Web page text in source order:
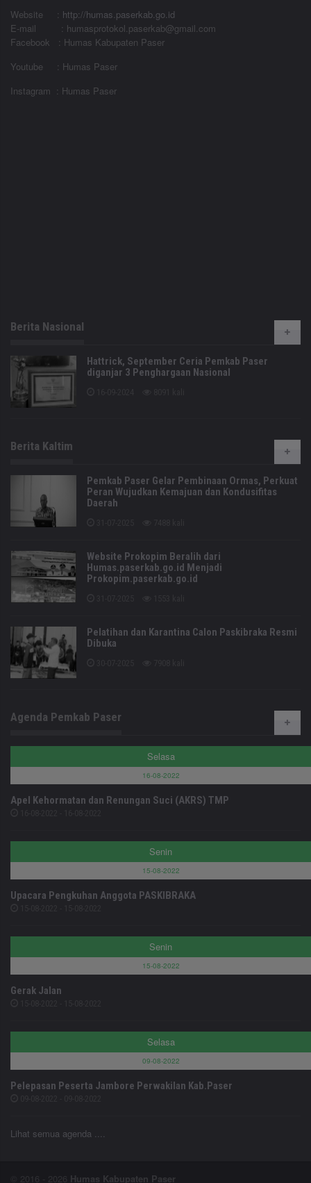
Website
: http://humas.paserkab.go.id
E-mail : humasprotokol.paserkab@gmail.com
Facebook : Humas Kabupaten Paser
Youtube : Humas Paser
Instagram : Humas Paser
Berita Nasional
Hattrick, September Ceria Pemkab Paser
diganjar 3 Penghargaan Nasional
Berita Kaltim
Pemkab Paser Gelar Pembinaan Ormas, Perkuat
Peran Wujudkan Kemajuan dan Kondusifitas
Daerah
Website Prokopim Beralih dari
Humas.paserkab.go.id Menjadi
Prokopim.paserkab.go.id
Pelatihan dan Karantina Calon Paskibraka Resmi
Dibuka
Agenda Pemkab Paser
Selasa
16-08-2022
Apel Kehormatan dan Renungan Suci (AKRS) TMP
Senin
15-08-2022
Upacara Pengkuhan Anggota PASKIBRAKA
Senin
15-08-2022
Gerak Jalan
Selasa
09-08-2022
Pelepasan Peserta Jambore Perwakilan Kab.Paser
Lihat semua agenda ....
© 2016 - 2026 Humas Kabupaten Paser